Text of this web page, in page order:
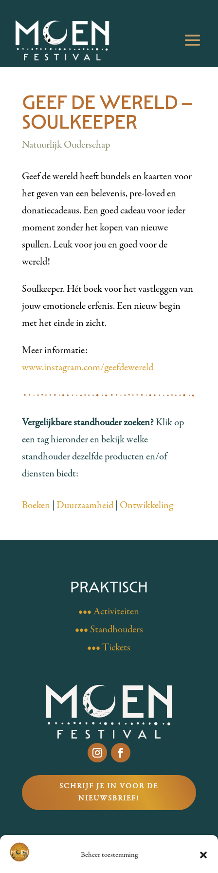
Beheer toestemming
GEEF DE WERELD –
SOULKEEPER
Natuurlijk Ouderschap
Geef de wereld heeft bundels en kaarten voor
het geven van een belevenis, pre-loved en
donatiecadeaus. Een goed cadeau voor ieder
moment zonder het kopen van nieuwe
spullen. Leuk voor jou en goed voor de
wereld!
Soulkeeper. Hét boek voor het vastleggen van
jouw emotionele erfenis. Een nieuw begin
met het einde in zicht.
Meer informatie:
www.instagram.com/geefdewereld
Vergelijkbare standhouder zoeken?Klik op
een tag hieronder en bekijk welke
standhouder dezelfde producten en/of
diensten biedt:
Boeken| Duurzaamheid| Ontwikkeling
PRAKTISCH
••• Activiteiten
••• Standhouders
••• Tickets
SCHRIJF JE IN VOOR DE
NIEUWSBRIEF!
VRAGEN?